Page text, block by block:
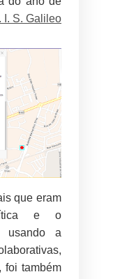
I. I. S. Galileo
que eram
e o
usando a
foi também